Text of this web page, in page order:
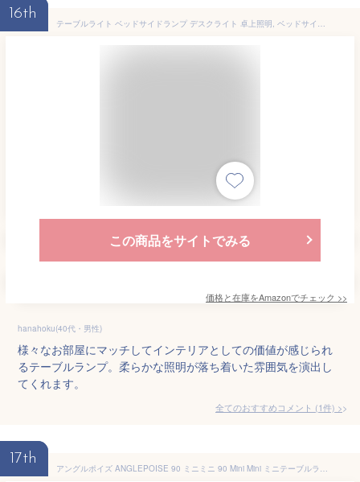
16th
テーブルライト ベッドサイドランプ デスクライト 卓上照明, ベッドサイドテーブルランプ、シンプルなメタルベッドルームライト、モダンなファブリックナイトテーブルデスクランプ、ベッドルーム、リビングルーム、書斎、オフィス
この商品をサイトでみる
価格と在庫をAmazonでチェック >>
hanahoku(40代・男性)
様々なお部屋にマッチしてインテリアとしての価値が感じられ
るテーブルランプ。柔らかな照明が落ち着いた雰囲気を演出し
てくれます。
全てのおすすめコメント (1件) >
17th
アングルポイズ ANGLEPOISE 90 ミニミニ 90 Mini Mini ミニテーブルランプ デスクランプ LED 調光可能 USB供給 カラー：3色 卓上 シンプル 照明 ランプ 工業 イギリス 北欧 【RCP】 【smtb-KD】